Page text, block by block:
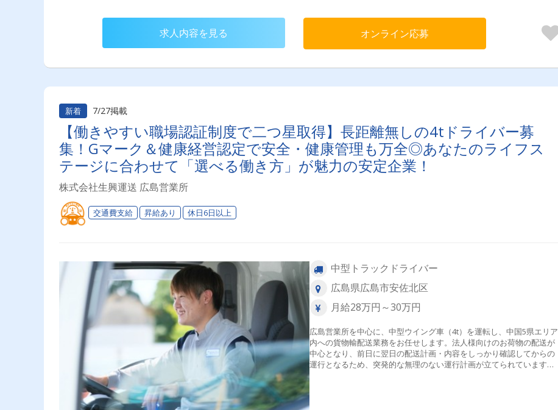
求人内容を見る オンライン応募
新着 7/27掲載
【働きやすい職場認証制度で二つ星取得】長距離無しの4tドライバー募
集！Gマーク＆健康経営認定で安全・健康管理も万全◎あなたのライフス
テージに合わせて「選べる働き方」が魅力の安定企業！
株式会社生興運送 広島営業所
交通費支給 昇給あり 休日6日以上
中型トラックドライバー
広島県広島市安佐北区
月給28万円～30万円
広島営業所を中心に、中型ウイング車（4t）を運転し、中国5県エリア
内への貨物輸配送業務をお任せします。法人様向けのお荷物の配送が
中心となり、前日に翌日の配送計画・内容をしっかり確認してからの
運行となるため、突発的な無理のない運行計画が立てられています。
●安全対策：自社整備工場（セイコーオートサービス）の整備士が日
転できます。 【積み降ろし方法】手積み・手降ろしと、パレット輸送